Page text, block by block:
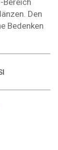
Bereich
Den
Bedenken